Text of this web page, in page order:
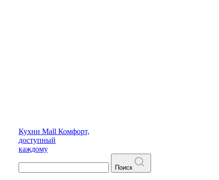
Кухни Mall Комфорт,
доступный
каждому
Поиск